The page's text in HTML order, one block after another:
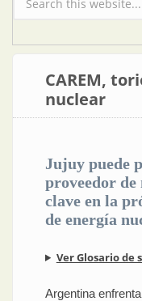
Formulario de
CAREM,
nuclear
Jujuy puede
proveedor
clave en la
de energía
Ver Glosario de
Argentina